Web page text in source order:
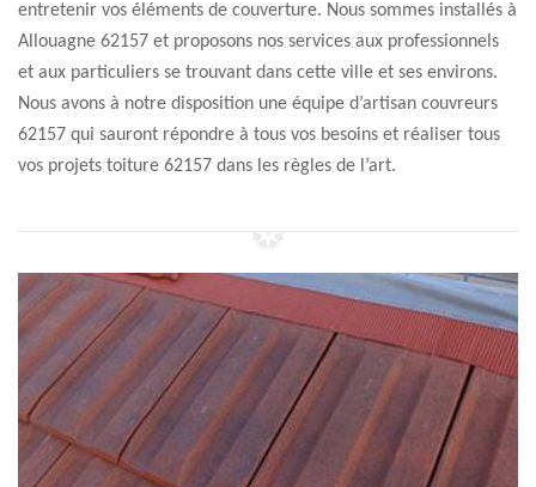
entretenir vos éléments de couverture. Nous sommes installés à
Allouagne 62157 et proposons nos services aux professionnels
et aux particuliers se trouvant dans cette ville et ses environs.
Nous avons à notre disposition une équipe d’artisan couvreurs
62157 qui sauront répondre à tous vos besoins et réaliser tous
vos projets toiture 62157 dans les règles de l’art.